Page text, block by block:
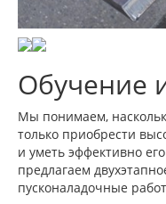
Обучение
Мы понимаем,
только приобрести
и уметь эффективно
предлагаем
пусконаладочные